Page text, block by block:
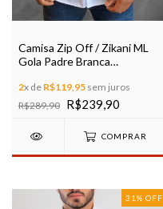
Camisa Zip Off / Zikani ML
Gola Padre Branca
2x de R$119,95 sem juros
R$289,90 R$239,90
COMPRAR
31 % OFF